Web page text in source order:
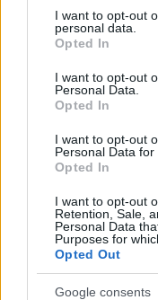
not limited to your
grant or deny
use your data for
consent section.
I want to opt-out
personal data.
Opted In
I want to opt-out
Personal Data.
Opted In
I want to opt-out
Personal Data for
Opted In
I want to opt-out
Retention, Sale,
Personal Data
Purposes for
Opted Out
Google consents
Condividi
F
a
ce
b
o
o
k
T
w
it
te
r
n
st
NOTIZIE RECENTI
Tre
nuove